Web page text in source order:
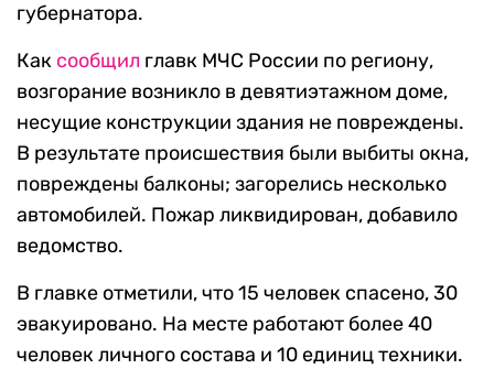
губернатора.
Как сообщил главк МЧС России по региону,
возгорание возникло в девятиэтажном доме,
несущие конструкции здания не повреждены.
В результате происшествия были выбиты окна,
повреждены балконы; загорелись несколько
автомобилей. Пожар ликвидирован, добавило
ведомство.
В главке отметили, что 15 человек спасено, 30
эвакуировано. На месте работают более 40
человек личного состава и 10 единиц техники.